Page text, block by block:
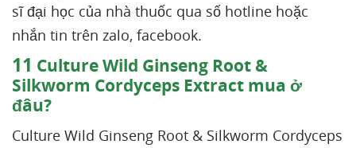
sĩ đại học của nhà thuốc qua số hotline hoặc
nhắn tin trên zalo, facebook.
11 Culture Wild Ginseng Root &
Silkworm Cordyceps Extract mua ở
đâu?
Culture Wild Ginseng Root & Silkworm Cordyceps